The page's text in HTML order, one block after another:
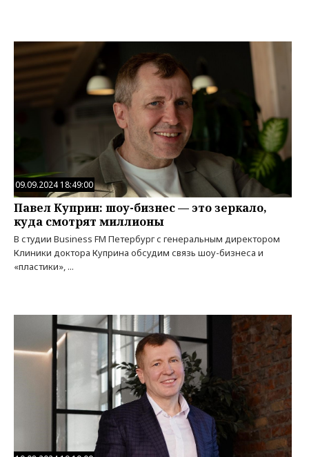
09.09.2024 18:49:00
Павел Куприн: шоу-бизнес — это зеркало,
куда смотрят миллионы
В студии Business FM Петербург с генеральным директором
Клиники доктора Куприна обсудим связь шоу-бизнеса и
«пластики», ...